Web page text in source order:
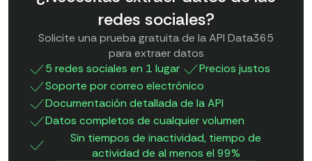
redes sociales?
Solicite una prueba gratuita de la API Data365
para extraer datos
5 redes sociales en 1 lugar
Precios justos
Soporte por correo electrónico
Documentación detallada de la API
Datos completos de cualquier volumen
Sin tiempos de inactividad, tiempo de
actividad de al menos el 99%